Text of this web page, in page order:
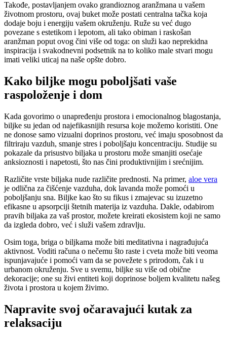
Takođe, postavljanjem ovako grandioznog aranžmana u vašem
životnom prostoru, ovaj buket može postati centralna tačka koja
dodaje boju i energiju vašem okruženju. Ruže su već dugo
povezane s estetikom i lepotom, ali tako obiman i raskošan
aranžman poput ovog čini više od toga: on služi kao neprekidna
inspiracija i svakodnevni podsetnik na to koliko male stvari mogu
imati veliki uticaj na naše opšte dobro.
Kako biljke mogu poboljšati vaše
raspoloženje i dom
Kada govorimo o unapređenju prostora i emocionalnog blagostanja,
biljke su jedan od najefikasnijih resursa koje možemo koristiti. One
ne donose samo vizualni doprinos prostoru, već imaju sposobnost da
filtriraju vazduh, smanje stres i poboljšaju koncentraciju. Studije su
pokazale da prisustvo biljaka u prostoru može smanjiti osećaje
anksioznosti i napetosti, što nas čini produktivnijim i srećnijim.
Različite vrste biljaka nude različite prednosti. Na primer, aloe vera
je odlična za čišćenje vazduha, dok lavanda može pomoći u
poboljšanju sna. Biljke kao što su fikus i zmajevac su izuzetno
efikasne u apsorpciji štetnih materija iz vazduha. Dakle, odabirom
pravih biljaka za vaš prostor, možete kreirati ekosistem koji ne samo
da izgleda dobro, već i služi vašem zdravlju.
Osim toga, briga o biljkama može biti meditativna i nagrađujuća
aktivnost. Voditi računa o nečemu što raste i cveta može biti veoma
ispunjavajuće i pomoći vam da se povežete s prirodom, čak i u
urbanom okruženju. Sve u svemu, biljke su više od obične
dekoracije; one su živi entiteti koji doprinose boljem kvalitetu našeg
života i prostora u kojem živimo.
Napravite svoj očaravajući kutak za
relaksaciju